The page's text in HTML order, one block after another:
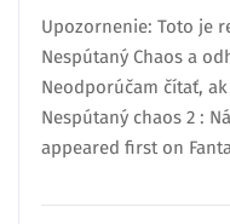
Upozornenie: Toto je
Nespútaný Chaos a
Neodporúčam čítať,
Nespútaný chaos 2 :
appeared first on